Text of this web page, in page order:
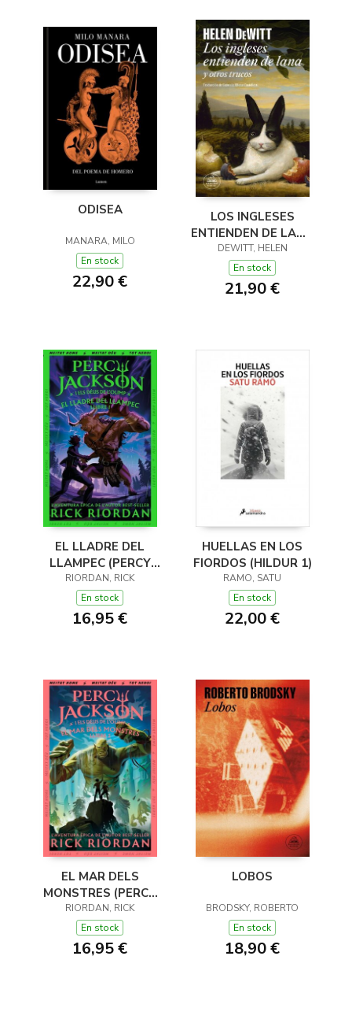
ODISEA
MANARA, MILO
En stock
22,90 €
LOS INGLESES
ENTIENDEN DE LANA
(Y OTROS TRUCOS)
DEWITT, HELEN
En stock
21,90 €
EL LLADRE DEL
LLAMPEC (PERCY
JACKSON I ELS DÉUS
DE L'OLIMP 1)
RIORDAN, RICK
En stock
16,95 €
HUELLAS EN LOS
FIORDOS (HILDUR 1)
RAMO, SATU
En stock
22,00 €
EL MAR DELS
MONSTRES (PERCY
JACKSON I ELS DÉUS
DE L'OLIMP 2)
RIORDAN, RICK
En stock
16,95 €
LOBOS
BRODSKY, ROBERTO
En stock
18,90 €